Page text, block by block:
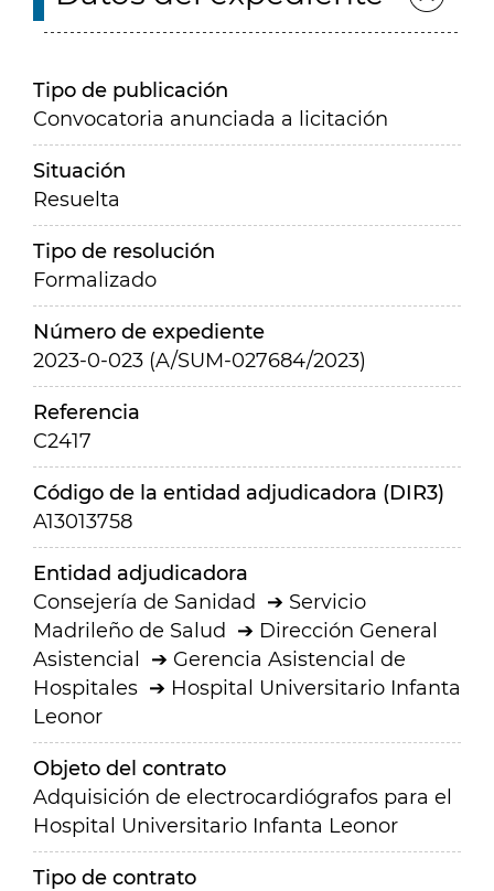
Tipo de publicación
Convocatoria anunciada a licitación
Situación
Resuelta
Tipo de resolución
Formalizado
Número de expediente
2023-0-023 (A/SUM-027684/2023)
Referencia
C2417
Código de la entidad adjudicadora (DIR3)
A13013758
Entidad adjudicadora
Consejería de Sanidad
Servicio
Madrileño de Salud
Dirección General
Asistencial
Gerencia Asistencial de
Hospitales
Hospital Universitario Infanta
Leonor
Objeto del contrato
Adquisición de electrocardiógrafos para el
Hospital Universitario Infanta Leonor
Tipo de contrato